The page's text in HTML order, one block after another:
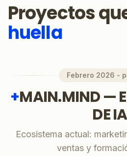
Proyectos
huella
Febrero 2026 -
+MAIN.MIND —
DE IA
Ecosistema actual:
ventas y